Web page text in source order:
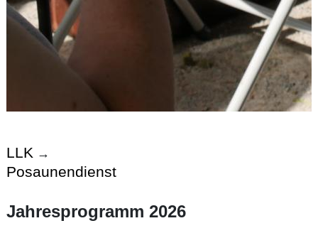
LLK →
Posaunendienst
Jahresprogramm 2026